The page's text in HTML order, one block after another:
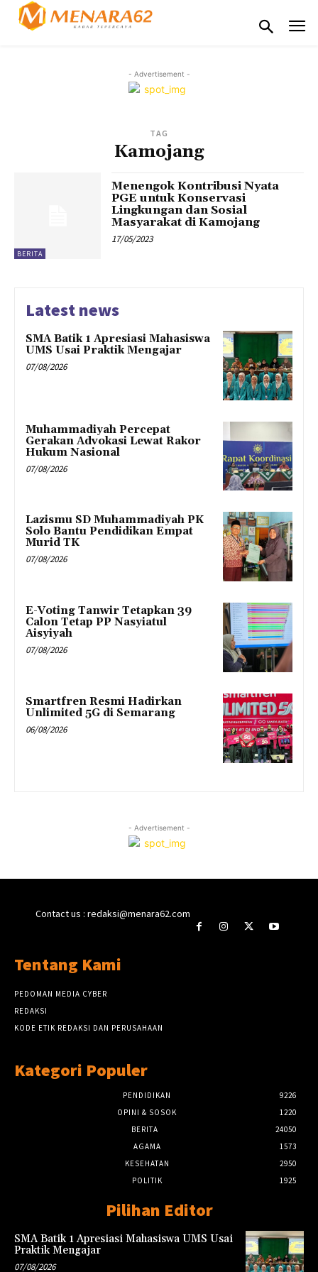
- Advertisement -
TAG
Kamojang
BERITA
Menengok Kontribusi Nyata
PGE untuk Konservasi
Lingkungan dan Sosial
Masyarakat di Kamojang
17/05/2023
Latest news
SMA Batik 1 Apresiasi Mahasiswa
UMS Usai Praktik Mengajar
07/08/2026
Muhammadiyah Percepat
Gerakan Advokasi Lewat Rakor
Hukum Nasional
07/08/2026
Lazismu SD Muhammadiyah PK
Solo Bantu Pendidikan Empat
Murid TK
07/08/2026
E-Voting Tanwir Tetapkan 39
Calon Tetap PP Nasyiatul
Aisyiyah
07/08/2026
Smartfren Resmi Hadirkan
Unlimited 5G di Semarang
06/08/2026
- Advertisement -
Contact us : redaksi@menara62.com
Tentang Kami
PEDOMAN MEDIA CYBER
REDAKSI
KODE ETIK REDAKSI DAN PERUSAHAAN
Kategori Populer
PENDIDIKAN
9226
OPINI & SOSOK
1220
BERITA
24050
AGAMA
1573
KESEHATAN
2950
POLITIK
1925
Pilihan Editor
SMA Batik 1 Apresiasi Mahasiswa UMS Usai
Praktik Mengajar
07/08/2026